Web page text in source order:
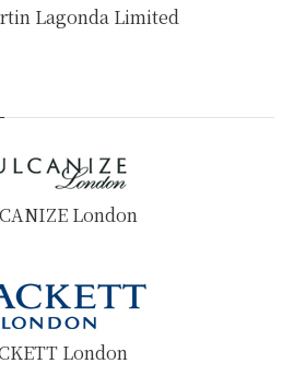
Lagonda Limited
London
London